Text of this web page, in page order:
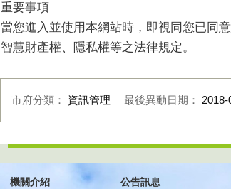
重要事項
當您進入並使用本網站時，即視同您已同
智慧財產權、隱私權等之法律規定。
市府分類： 資訊管理 最後異動日期： 2018-
機關介紹 公告訊息